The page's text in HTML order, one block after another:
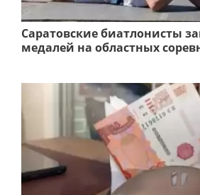
Саратовские биатлонисты
медалей на областных